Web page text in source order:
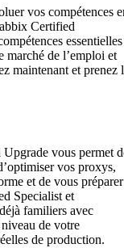
vos compétences
Certified
essentielles
marché de l’emploi et
maintenant et prenez
vous permet
vos proxys,
et de vous préparer
Specialist et
familiers avec
de votre
de production.